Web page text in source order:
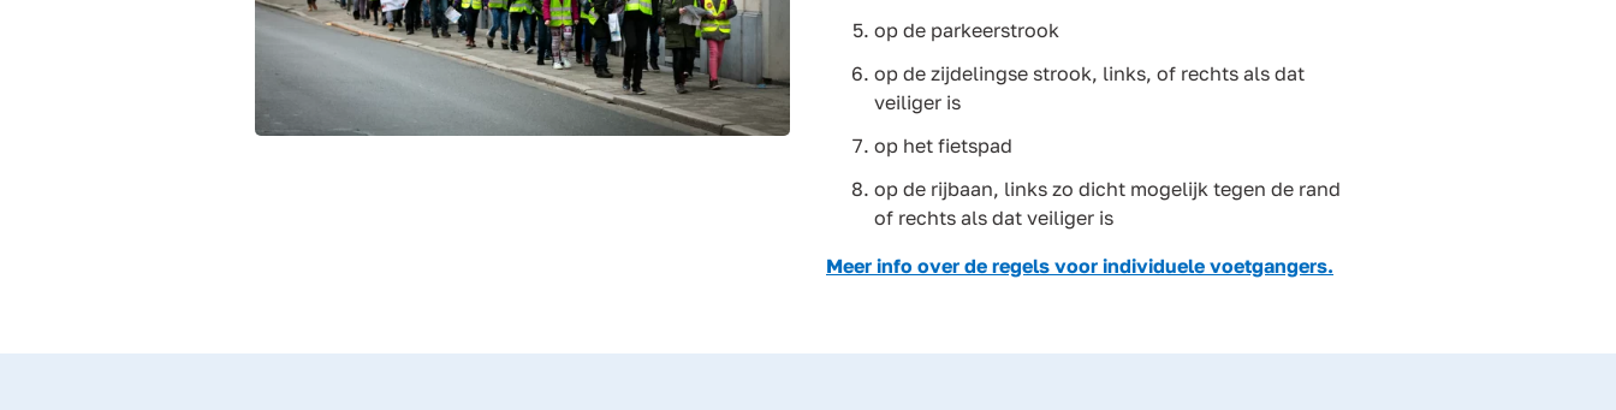
op de parkeerstrook
op de zijdelingse strook, links, of rechts als dat
veiliger is
op het fietspad
op de rijbaan, links zo dicht mogelijk tegen de rand
of rechts als dat veiliger is
Meer info over de regels voor individuele voetgangers.